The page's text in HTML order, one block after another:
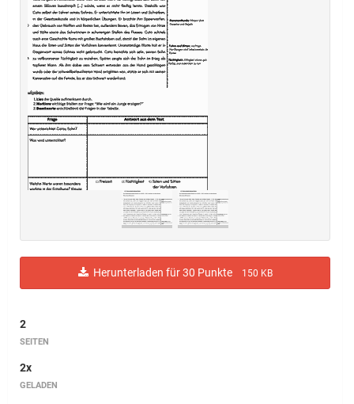
Herunterladen für 30 Punkte 150 KB
2
SEITEN
2x
GELADEN